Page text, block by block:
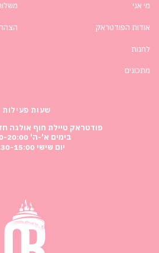
מי אני
אודות הפודטראק
לחנות
מתכונים
שעות פעילות
פודטראק טיילת חוף אולגה חדרה 11-
בימים א'-ה' 13:00-20:00
יום שישי 08:30-15:00